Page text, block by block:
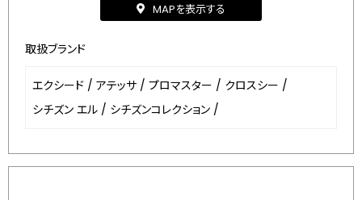
MAPを表示する
取扱ブランド
エクシード / アテッサ / プロマスター / クロスシー /
シチズン エル / シチズンコレクション /